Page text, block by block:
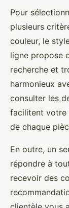
Pour
plusieurs
couleur, le
ligne propose
recherche et
harmonieux
consulter les
facilitent votre
de chaque
En outre, un
répondre à
recevoir des